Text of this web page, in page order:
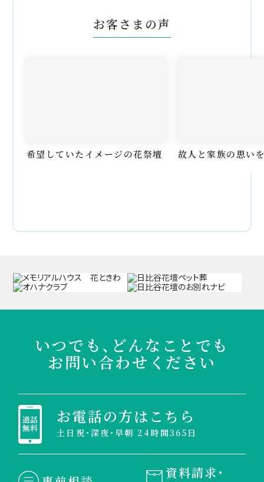
お客さまの声
希望していたイメージの花祭壇 故人と家族の思い
いつでも、どんなことでも
お問い合わせください
お電話の方はこちら
土日祝・深夜・早朝 24時間365日
資料請求・